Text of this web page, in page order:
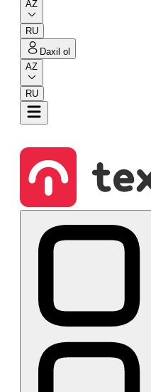
AZ
RU
Daxil ol
AZ
RU